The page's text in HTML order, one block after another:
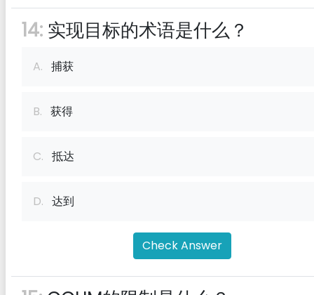
14: 实现目标的术语是什么？
A. 捕获
B. 获得
C. 抵达
D. 达到
Check Answer